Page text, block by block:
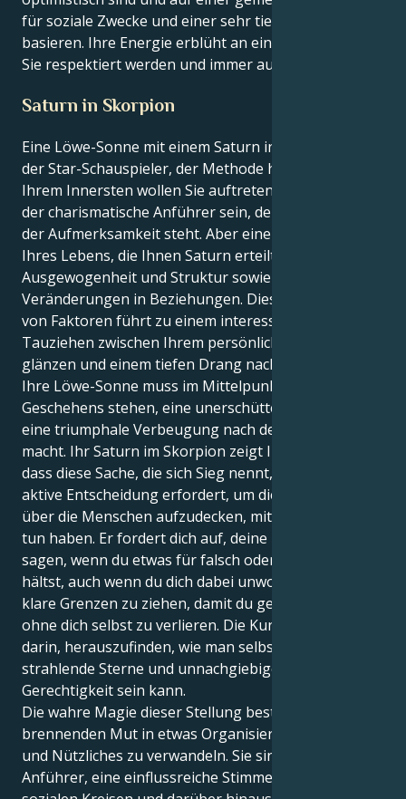
für soziale Zwecke und einer sehr tiefen Loyalität
basieren. Ihre Energie erblüht an einem Ort, an dem
Sie respektiert werden und immer auf der Suche sind.
Saturn in Skorpion
Eine Löwe-Sonne mit einem Saturn in Skorpion ist
der Star-Schauspieler, der Methode haben muss. In
Ihrem Innersten wollen Sie auftreten und glänzen,
der charismatische Anführer sein, der im Mittelpunkt
der Aufmerksamkeit steht. Aber eine große Lektion
Ihres Lebens, die Ihnen Saturn erteilt, ist
Ausgewogenheit und Struktur sowie tiefgreifende
Veränderungen in Beziehungen. Diese Kombination
von Faktoren führt zu einem interessanten
Tauziehen zwischen Ihrem persönlichen Wunsch zu
glänzen und einem tiefen Drang nach Objektivität.
Ihre Löwe-Sonne muss im Mittelpunkt des
Geschehens stehen, eine unerschütterliche Kraft, die
eine triumphale Verbeugung nach der anderen
macht. Ihr Saturn im Skorpion zeigt Ihnen jedoch,
dass diese Sache, die sich Sieg nennt, auch eine
aktive Entscheidung erfordert, um die Wahrheiten
über die Menschen aufzudecken, mit denen Sie zu
tun haben. Er fordert dich auf, deine Meinung zu
sagen, wenn du etwas für falsch oder ungerecht
hältst, auch wenn du dich dabei unwohl fühlst, und
klare Grenzen zu ziehen, damit du geben kannst,
ohne dich selbst zu verlieren. Die Kunst besteht
darin, herauszufinden, wie man selbstbewusste,
strahlende Sterne und unnachgiebige Verfechter der
Gerechtigkeit sein kann.
Die wahre Magie dieser Stellung besteht darin, Ihren
brennenden Mut in etwas Organisiertes, Greifbares
und Nützliches zu verwandeln. Sie sind ein stiller
Anführer, eine einflussreiche Stimme, die in Ihren